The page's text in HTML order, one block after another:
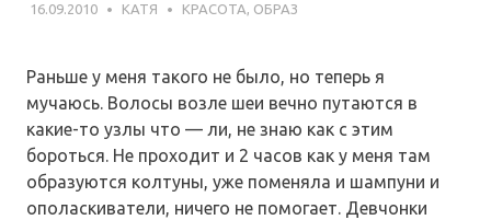
16.09.2010 КАТЯ КРАСОТА, ОБРАЗ
Раньше у меня такого не было, но теперь я
мучаюсь. Волосы возле шеи вечно путаются в
какие-то узлы что — ли, не знаю как с этим
бороться. Не проходит и 2 часов как у меня там
образуются колтуны, уже поменяла и шампуни и
ополаскиватели, ничего не помогает. Девчонки